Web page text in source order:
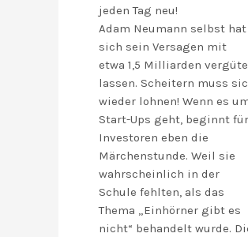
jeden Tag neu!
Adam Neumann selbst hat
sich sein Versagen mit
etwa 1,5 Milliarden
lassen. Scheitern muss
wieder lohnen! Wenn es
Start-Ups geht, beginnt für
Investoren eben die
Märchenstunde. Weil sie
wahrscheinlich in der
Schule fehlten, als das
Thema „Einhörner gibt es
nicht“ behandelt wurde.